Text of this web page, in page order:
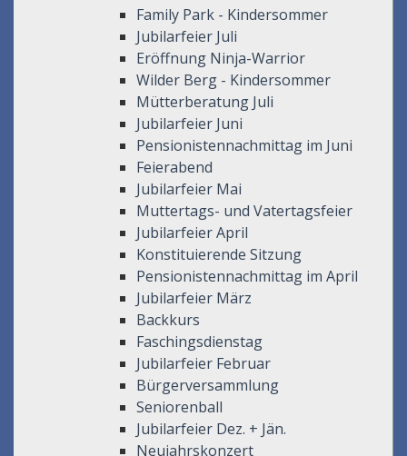
Family Park - Kindersommer
Jubilarfeier Juli
Eröffnung Ninja-Warrior
Wilder Berg - Kindersommer
Mütterberatung Juli
Jubilarfeier Juni
Pensionistennachmittag im Juni
Feierabend
Jubilarfeier Mai
Muttertags- und Vatertagsfeier
Jubilarfeier April
Konstituierende Sitzung
Pensionistennachmittag im April
Jubilarfeier März
Backkurs
Faschingsdienstag
Jubilarfeier Februar
Bürgerversammlung
Seniorenball
Jubilarfeier Dez. + Jän.
Neujahrskonzert